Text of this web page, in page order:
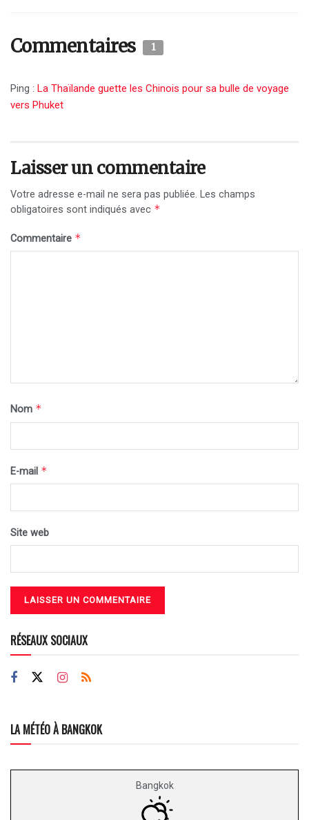
Commentaires 1
Ping : La Thaïlande guette les Chinois pour sa bulle de voyage
vers Phuket
Laisser un commentaire
Votre adresse e-mail ne sera pas publiée. Les champs
obligatoires sont indiqués avec *
Commentaire *
Nom *
E-mail *
Site web
RÉSEAUX SOCIAUX
LA MÉTÉO À BANGKOK
Bangkok